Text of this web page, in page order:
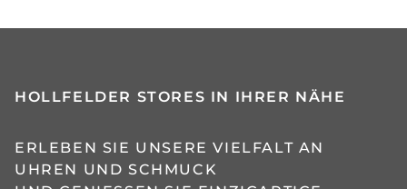
HOLLFELDER STORES IN IHRER NÄHE
ERLEBEN SIE UNSERE VIELFALT AN
UHREN UND SCHMUCK